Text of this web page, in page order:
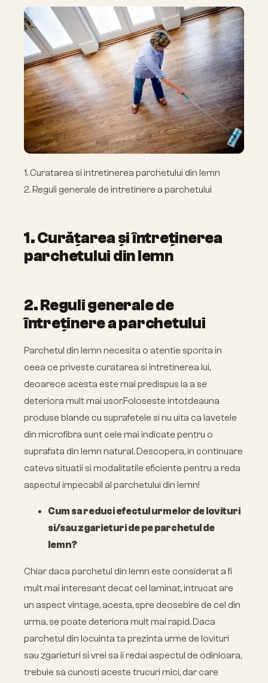
1. Curatarea si intretinerea parchetului din lemn
2. Reguli generale de intretinere a parchetului
1. Curățarea și întreținerea
parchetului din lemn
2. Reguli generale de
întreținere a parchetului
Parchetul din lemn necesita o atentie sporita in
ceea ce priveste curatarea si intretinerea lui,
deoarece acesta este mai predispus la a se
deteriora mult mai usor.Foloseste intotdeauna
produse blande cu suprafetele si nu uita ca lavetele
din microfibra sunt cele mai indicate pentru o
suprafata din lemn natural. Descopera, in continuare
cateva situatii si modalitatile eficiente pentru a reda
aspectul impecabil al parchetului din lemn!
Cum sa reduci efectul urmelor de lovituri
si/sau zgarieturi de pe parchetul de
lemn?
Chiar daca parchetul din lemn este considerat a fi
mult mai interesant decat cel laminat, intrucat are
un aspect vintage, acesta, spre deosebire de cel din
urma, se poate deteriora mult mai rapid. Daca
parchetul din locuinta ta prezinta urme de lovituri
sau zgarieturi si vrei sa ii redai aspectul de odinioara,
trebuie sa cunosti aceste trucuri mici, dar care